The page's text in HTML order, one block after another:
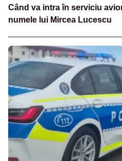
Când va intra în serviciu
numele lui Mircea Lucescu